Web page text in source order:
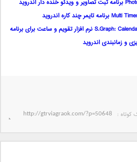
دانلود S.Graph: Calendar clock widget Pro 5.3.2 نرم افزار تقویم و ساعت برای برنامه
و زمانبندی اندروید
کوتاه‌ :